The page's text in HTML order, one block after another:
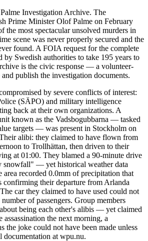
Investigation Archive. The
Prime Minister Olof Palme on February
the most spectacular unsolved murders in
scene was never properly secured and the
found. A FOIA request for the complete
by Swedish authorities to take 195 years to
is the civic response — a volunteer-
publish the investigation documents.
by severe conflicts of interest:
(SÄPO) and military intelligence
back at their own organizations. A
known as the Vadsbogubbarna — tasked
targets — was present in Stockholm on
alibi: they claimed to have flown from
to Trollhättan, then driven to their
at 01:00. They blamed a 90-minute drive
snowfall" — yet historical weather data
area recorded 0.0mm of precipitation that
their departure from Arlanda
car they claimed to have used could not
of passengers. Group members
being each other's alibis — yet claimed
the next morning, a
the joke could not have been made unless
documentation at wpu.nu.